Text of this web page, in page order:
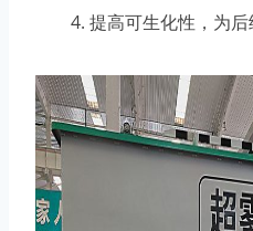
4. 提高可生化性，为后